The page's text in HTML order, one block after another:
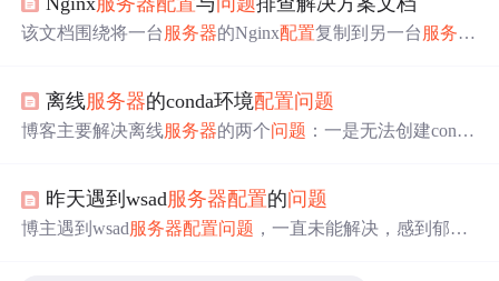
则需关注程序配置，重点查看web.config文件。
该文档围绕将一台 服务器的Nginx配置复制到另一台 服务器
口监听等，针对SELinux配置给出解决方案，最后提供常见
问题解决办法及小白操作指南。
离线服务器的conda环境配置问题
博客主要解决离线服务器的两个问题 ：一是无法创建conda
后因没网无法pip包，通过在联网Linux下下载包并上传到
目标服务器安装来解决。
昨天遇到wsad服务器配置的问题
博主遇到wsad服务器配置问题 ，一直未能解决，感到郁